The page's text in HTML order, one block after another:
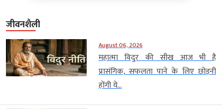
जीवनशैली
August 06, 2026
महात्मा विदुर की सीख आज भी है
प्रासंगिक, सफलता पाने के लिए छोड़नी
होंगी ये...